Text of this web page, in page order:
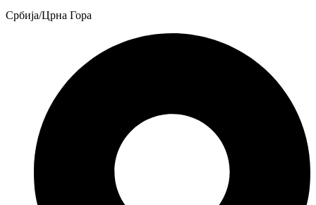
Србија/Црна Гора